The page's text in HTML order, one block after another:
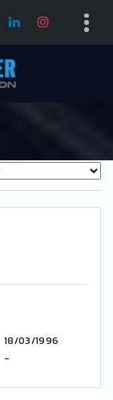
18/03/1996
-